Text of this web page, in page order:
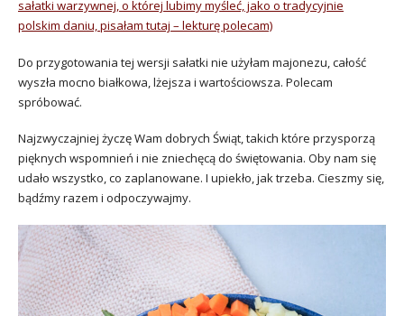
sałatki warzywnej, o której lubimy myśleć, jako o tradycyjnie
polskim daniu, pisałam tutaj – lekturę polecam)
Do przygotowania tej wersji sałatki nie użyłam majonezu, całość
wyszła mocno białkowa, lżejsza i wartościowsza. Polecam
spróbować.
Najzwyczajniej życzę Wam dobrych Świąt, takich które przysporzą
pięknych wspomnień i nie zniechęcą do świętowania. Oby nam się
udało wszystko, co zaplanowane. I upiekło, jak trzeba. Cieszmy się,
bądźmy razem i odpoczywajmy.